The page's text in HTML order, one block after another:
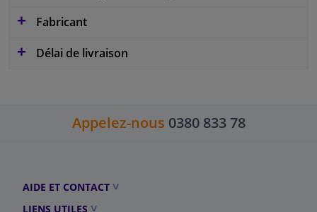
Fabricant
Délai de livraison
Appelez-nous 0380 833 78
AIDE ET CONTACT
LIENS UTILES